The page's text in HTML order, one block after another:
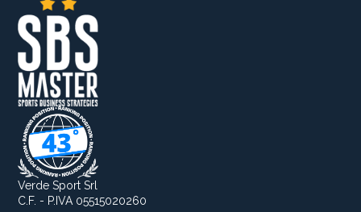
Verde Sport Srl
C.F. - P.IVA 05515020260